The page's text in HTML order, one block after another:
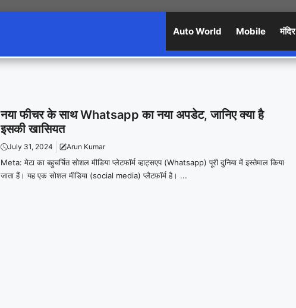
Auto World Mobile मंदिर
नया फीचर के साथ Whatsapp का नया अपडेट, जानिए क्या है
इसकी खासियत
July 31, 2024 Arun Kumar
Meta: मेटा का बहुचर्चित सोशल मीडिया प्लेटफॉर्म व्हाट्सएप (Whatsapp) पूरी दुनिया में इस्तेमाल किया
जाता हैं। यह एक सोशल मीडिया (social media) प्लैटफ़ॉर्म है। ...